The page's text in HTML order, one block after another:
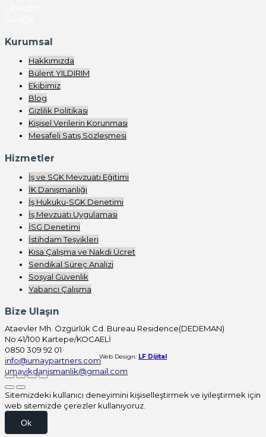
Kurumsal
Hakkımızda
Bülent YILDIRIM
Ekibimiz
Blog
Gizlilik Politikası
Kişisel Verilerin Korunması
Mesafeli Satış Sözleşmesi
Hizmetler
İş ve SGK Mevzuatı Eğitimi
İK Danışmanlığı
İş Hukuku-SGK Denetimi
İş Mevzuatı Uygulaması
İSG Denetimi
İstihdam Teşvikleri
Kısa Çalışma ve Nakdi Ücret
Sendikal Süreç Analizi
Sosyal Güvenlik
Yabancı Çalışma
Bize Ulaşın
Ataevler Mh. Özgürlük Cd. Bureau Residence(DEDEMAN)
No:41/100 Kartepe/KOCAELİ
0850 309 92 01
info@umaypartners.com
umayikdanismanlik@gmail.com
Web Design: LF Dijital
Sitemizdeki kullanıcı deneyimini kişiselleştirmek ve iyileştirmek için
web sitemizde çerezler kullanıyoruz.
Ok